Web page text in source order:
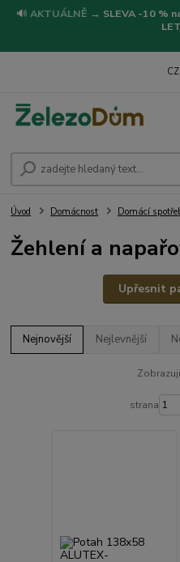
🔊 AKTUÁLNĚ → SLEVA -10 %
Úvod Domácnost Domácí
Žehlení a
Upřesnit
Nejnovější Nejlevnější
strana